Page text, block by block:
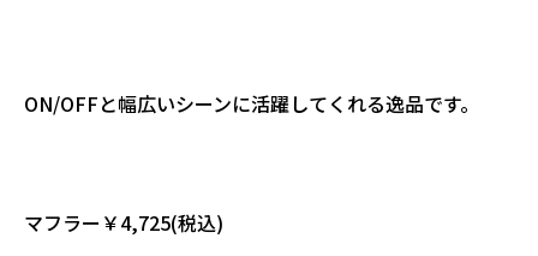
ON/OFFと幅広いシーンに活躍してくれる逸品です。
マフラー￥4,725(税込)